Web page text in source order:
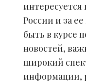
России и за
быть в курсе
новостей,
широкий
информации,